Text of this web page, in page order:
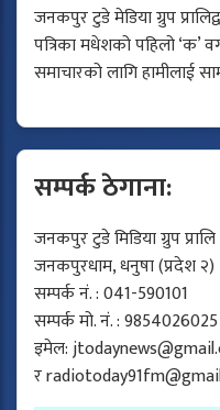
जनकपुर टुडे मेडिया ग्रुप
पत्रिका मधेशको पहिलो ‘क’
समाचारको लागि हामीलाई
सम्पर्क ठेगाना:
जनकपुर टुडे मिडिया ग्रुप प्रालि
जनकपुरधाम, धनुषा (प्रदेश २)
सम्पर्क नं. : 041-590101
सम्पर्क मो. नं. : 9854026025
इमेल:
र